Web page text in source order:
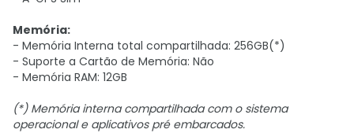
Memória:
- Memória Interna total compartilhada: 256GB(*)
- Suporte a Cartão de Memória: Não
- Memória RAM: 12GB
(*) Memória interna compartilhada com o sistema
operacional e aplicativos pré embarcados.